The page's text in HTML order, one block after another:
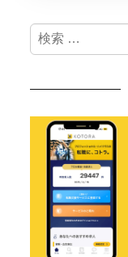
検
索